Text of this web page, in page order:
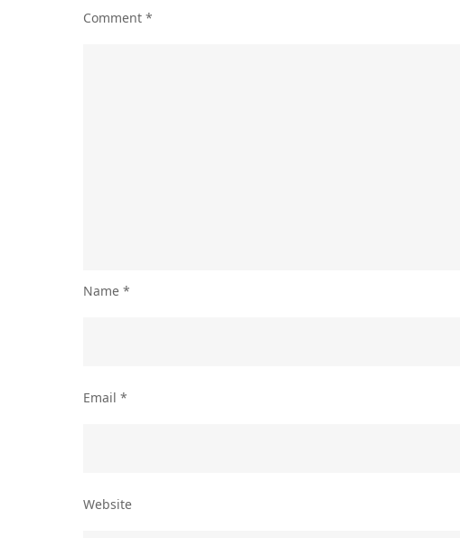
Comment *
Name *
Email *
Website